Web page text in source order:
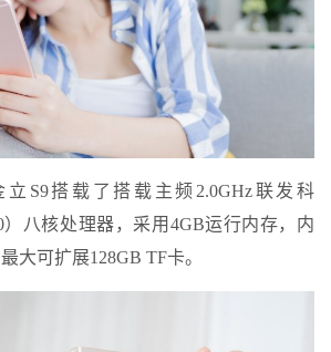
S9搭载了搭载主频2.0GHz联发科
）八核处理器，采用4GB运行内存，内
大可扩展128GB TF卡。